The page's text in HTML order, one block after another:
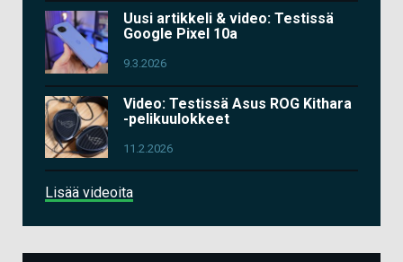
Uusi artikkeli & video: Testissä
Google Pixel 10a
9.3.2026
Video: Testissä Asus ROG Kithara
-pelikuulokkeet
11.2.2026
Lisää videoita